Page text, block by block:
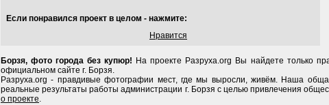
Если понравился проект в целом - нажмите:
Нравится
Борзя, фото города без купюр! На проекте Разруха.org Вы найдете только
официальном сайте г. Борзя.
Разруха.org - правдивые фотографии мест, где мы выросли, живём. Наша
реальные результаты работы администрации г. Борзя с целью привлечения
о проекте.